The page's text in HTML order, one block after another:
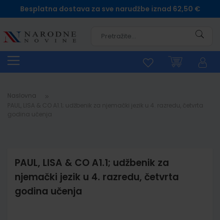
Besplatna dostava za sve narudžbe iznad 62,50 €
Naslovna
PAUL, LISA & CO A1.1; udžbenik za
njemački jezik u 4. razredu, četvrta
godina učenja